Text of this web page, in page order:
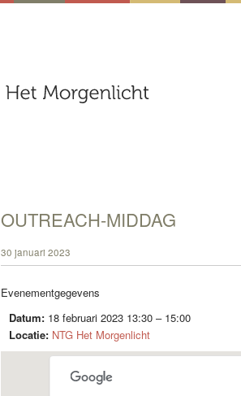
OUTREACH-MIDDAG
30 januari 2023
Evenementgegevens
Datum: 18 februari 2023 13:30– 15:00
Locatie: NTG Het Morgenlicht